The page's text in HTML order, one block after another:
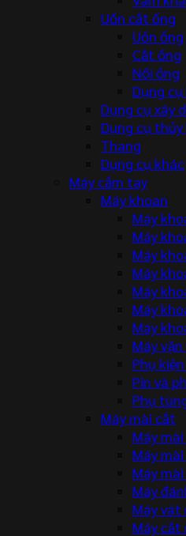
Uốn cắt ống
Uốn ống
Cắt ống
Nối ống
Dụng
Dụng cụ xây
Dụng cụ
Thang
Dụng cụ khác
Máy cầm tay
Máy khoan
Máy
Máy
Máy
Máy
Máy
Máy
Máy
Máy
Phụ
Pin và
Phụ
Máy mài cắt
Máy
Máy
Máy
Máy
Máy vát
Máy